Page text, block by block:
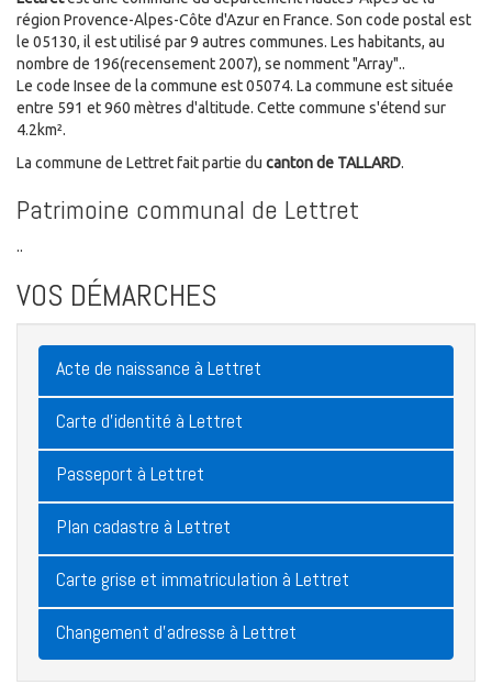
région Provence-Alpes-Côte d'Azur en France. Son code postal est
le 05130, il est utilisé par 9 autres communes. Les habitants, au
nombre de 196(recensement 2007), se nomment "Array"..
Le code Insee de la commune est 05074. La commune est située
entre 591 et 960 mètres d'altitude. Cette commune s'étend sur
4.2km².
La commune de Lettret fait partie du canton de TALLARD.
Patrimoine communal de Lettret
..
VOS DÉMARCHES
Acte de naissance à Lettret
Carte d'identité à Lettret
Passeport à Lettret
Plan cadastre à Lettret
Carte grise et immatriculation à Lettret
Changement d'adresse à Lettret